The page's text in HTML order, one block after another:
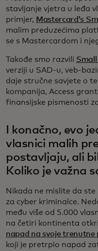
stavljanje vjetra u leđa
primjer, Mastercard’s
malim preduzećima
se s Mastercardom i
Takođe smo razvili Small
verziji u SAD-u, veb-
daje stručne savjete o
kompanija, Access
finansijske pismenosti
I konačno, evo
vlasnici malih
postavljaju, ali
Koliko je važna
Nikada ne mislite da
za cyber kriminalce.
među više od 5.000
na četiri kontinenta
napad na svoje trenutne
koji je pretrpio napad